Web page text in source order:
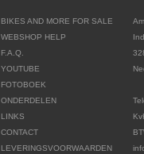
BIKES AND MORE FOR SALE
WEBSHOP HELP
F.A.Q.
YOUTUBE
FOTOBOEK
ONDERDELEN
LINKS
CONTACT
LEVERINGSVOORWAARDEN